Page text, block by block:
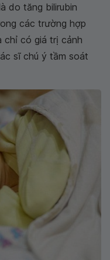
do tăng bilirubin
các trường hợp
chỉ có giá trị cảnh
sĩ chú ý tầm soát